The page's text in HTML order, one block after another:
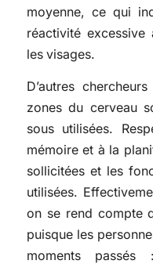
moyenne, ce qui
réactivité excessive
les visages.
D’autres
zones du cerveau
sous utilisées.
mémoire et à la
sollicitées et les
utilisées.
on se rend compte
puisque les
moments